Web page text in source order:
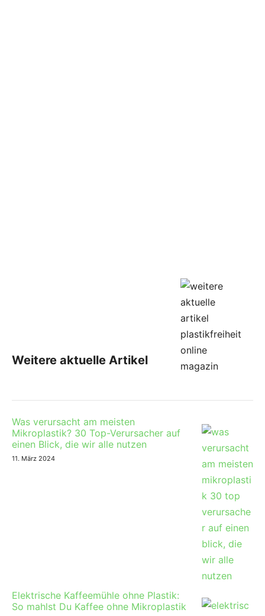
Weitere aktuelle Artikel
Was verursacht am meisten
Mikroplastik? 30 Top-Verursacher auf
einen Blick, die wir alle nutzen
11. März 2024
Elektrische Kaffeemühle ohne Plastik:
So mahlst Du Kaffee ohne Mikroplastik